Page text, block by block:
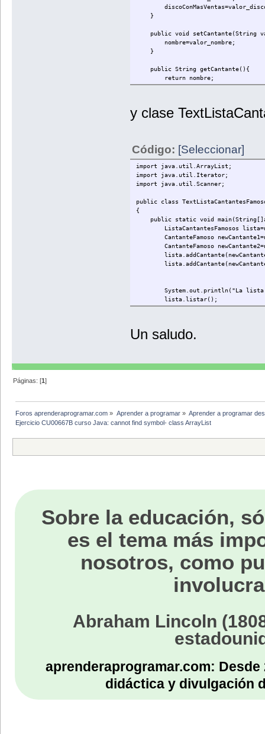
String
CantanteFamoso
System.out.println("La lista
listar();
}
}
public void setCantante(String
nombre=valor_nombre;
}
public String getCantante(){
return nombre;
}
return discoConMasVentas;
}
}
y clase
Código: [Seleccionar]
import java.util.ArrayList;
import java.util.Iterator;
import java.util.Scanner;
public class
{
public static void
ListaCantantesFamosos
CantanteFamoso
CantanteFamoso
System.out.println("La lista
lista.listar();
boolean aux=true;
Scanner sc=new
}else{
aux=false;
Un saludo.
Páginas: [1]
Foros aprenderaprogramar.com » Aprender a programar» Aprender a programar
Ejercicio CU00667B curso Java: cannot find symbol- class ArrayList
Sobre la educación,
es el tema más
nosotros, como
Abraham Lincoln
aprenderaprogramar.com:
didáctica y divulgación